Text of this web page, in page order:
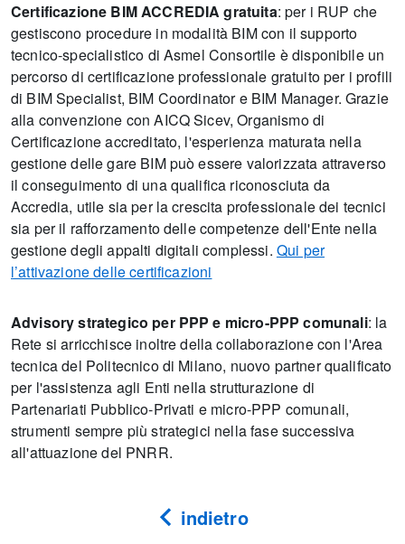
Certificazione BIM ACCREDIA gratuita: per i RUP che
gestiscono procedure in modalità BIM con il supporto
tecnico-specialistico di Asmel Consortile è disponibile un
percorso di certificazione professionale gratuito per i profili
di BIM Specialist, BIM Coordinator e BIM Manager. Grazie
alla convenzione con AICQ Sicev, Organismo di
Certificazione accreditato, l'esperienza maturata nella
gestione delle gare BIM può essere valorizzata attraverso
il conseguimento di una qualifica riconosciuta da
Accredia, utile sia per la crescita professionale dei tecnici
sia per il rafforzamento delle competenze dell'Ente nella
gestione degli appalti digitali complessi. Qui per
l’attivazione delle certificazioni
Advisory strategico per PPP e micro-PPP comunali: la
Rete si arricchisce inoltre della collaborazione con l'Area
tecnica del Politecnico di Milano, nuovo partner qualificato
per l'assistenza agli Enti nella strutturazione di
Partenariati Pubblico-Privati e micro-PPP comunali,
strumenti sempre più strategici nella fase successiva
all'attuazione del PNRR.
indietro